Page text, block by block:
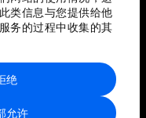
类信息与您提供给他
务的过程中收集的其
允许
绝